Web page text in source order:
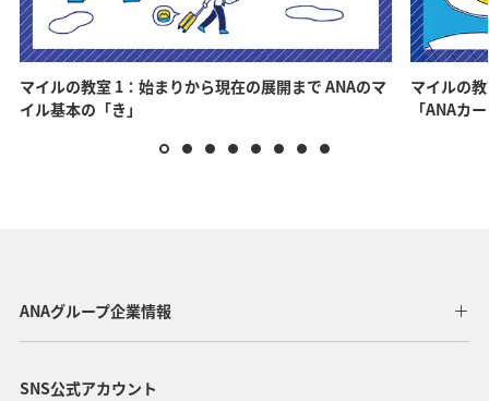
マイルの教室 1：始まりから現在の展開まで ANAのマ
イル基本の「き」
マイルの
「ANAカ
ANAグループ企業情報
SNS公式アカウント